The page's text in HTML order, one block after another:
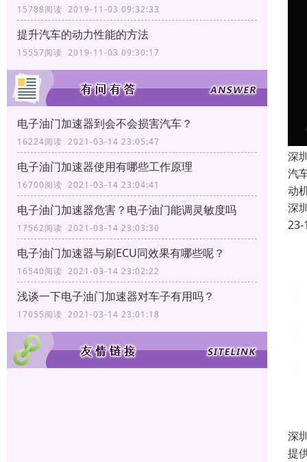
15788阅读 2019-11-03 09:32:33
提升汽车的动力性能的方法
15557阅读 2019-11-03 09:30:17
电子油门加速器到会不会损害汽车？
16224阅读 2021-03-14 23:05:47
电子油门加速器使用有哪些工作原理
16700阅读 2021-03-14 23:04:41
电子油门加速器危害？电子油门能调灵敏度吗
17562阅读 2021-03-14 23:03:30
电子油门加速器与刷ECU同效果有哪些呢？
16540阅读 2021-03-14 23:02:22
浅谈一下电子油门加速器对车子有用吗？
17055阅读 2021-03-14 23:01:18
深
汽
动
深
23-
深
提